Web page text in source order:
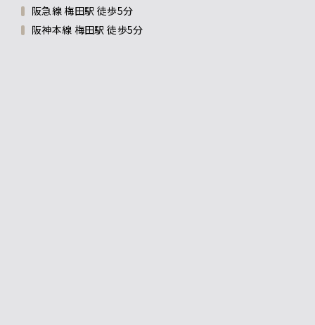
阪急線 梅田駅 徒歩5分
阪神本線 梅田駅 徒歩5分